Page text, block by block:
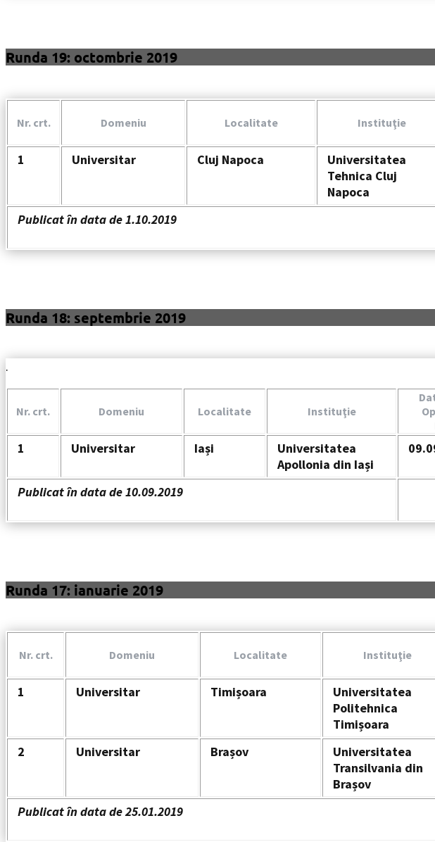
Runda 19: octombrie 2019
Nr. crt. Domeniu Localitate Instituţie
1 Universitar Cluj Napoca
Universitatea
Tehnica Cluj
Napoca
Publicat în data de 1.10.2019
Runda 18: septembrie 2019
.
Nr. crt. Domeniu Localitate Instituţie
1 Universitar Iași
Universitatea
Apollonia din Iași
Publicat în data de 10.09.2019
Runda 17: ianuarie 2019
Nr. crt. Domeniu Localitate Instituţie
1 Universitar Timișoara
Universitatea
Politehnica
Timișoara
2 Universitar Brașov
Universitatea
Transilvania din
Brașov
Publicat în data de 25.01.2019